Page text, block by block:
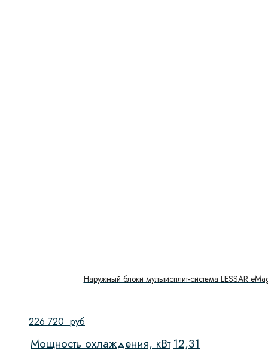
Наружный блоки мультисплит-система LESSAR
226 720 руб
Мощность охлаждения, кВт 12,31